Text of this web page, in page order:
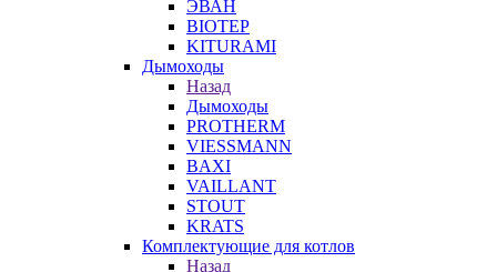
ЭВАН
BIOTEP
KITURAMI
Дымоходы
Назад
Дымоходы
PROTHERM
VIESSMANN
BAXI
VAILLANT
STOUT
KRATS
Комплектующие для котлов
Назад